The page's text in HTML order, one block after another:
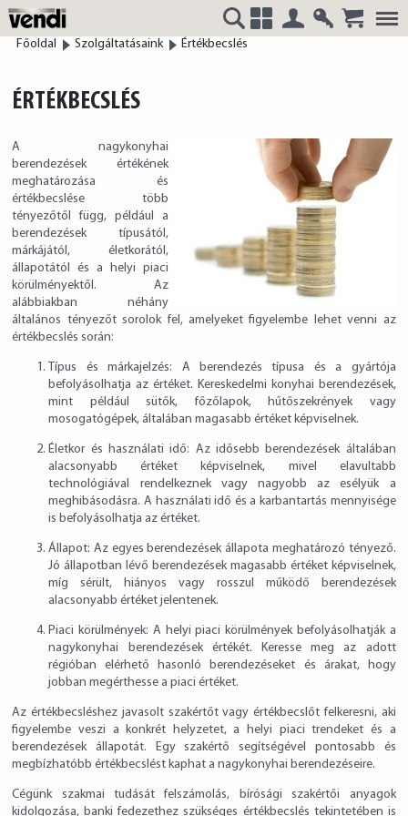
VENDI
HUNGÁRIA
Kft.
Főoldal Szolgáltatásaink Értékbecslés
ÉRTÉKBECSLÉS
A nagykonyhai
berendezések értékének
meghatározása és
értékbecslése több
tényezőtől függ, például a
berendezések típusától,
márkájától, életkorától,
állapotától és a helyi piaci
körülményektől. Az
alábbiakban néhány
általános tényezőt sorolok fel, amelyeket figyelembe lehet venni az
értékbecslés során:
Típus és márkajelzés: A berendezés típusa és a gyártója
befolyásolhatja az értéket. Kereskedelmi konyhai berendezések,
mint például sütők, főzőlapok, hűtőszekrények vagy
mosogatógépek, általában magasabb értéket képviselnek.
Életkor és használati idő: Az idősebb berendezések általában
alacsonyabb értéket képviselnek, mivel elavultabb
technológiával rendelkeznek vagy nagyobb az esélyük a
meghibásodásra. A használati idő és a karbantartás mennyisége
is befolyásolhatja az értéket.
Állapot: Az egyes berendezések állapota meghatározó tényező.
Jó állapotban lévő berendezések magasabb értéket képviselnek,
míg sérült, hiányos vagy rosszul működő berendezések
alacsonyabb értéket jelentenek.
Piaci körülmények: A helyi piaci körülmények befolyásolhatják a
nagykonyhai berendezések értékét. Keresse meg az adott
régióban elérhető hasonló berendezéseket és árakat, hogy
jobban megérthesse a piaci értéket.
Az értékbecsléshez javasolt szakértőt vagy értékbecslőt felkeresni, aki
figyelembe veszi a konkrét helyzetet, a helyi piaci trendeket és a
berendezések állapotát. Egy szakértő segítségével pontosabb és
megbízhatóbb értékbecslést kaphat a nagykonyhai berendezéseire.
Cégünk szakmai tudását felszámolás, bírósági szakértői anyagok
kidolgozása, banki fedezethez szükséges értékbecslés tekintetében is